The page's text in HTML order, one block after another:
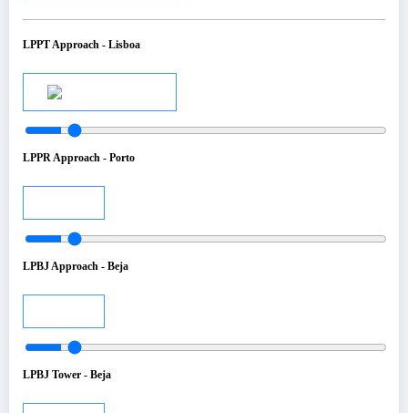
LPPT Approach - Lisboa
LPPR Approach - Porto
LPBJ Approach - Beja
LPBJ Tower - Beja